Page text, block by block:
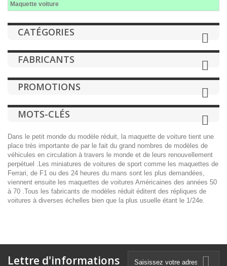
Maquette voiture
CATÉGORIES
FABRICANTS
PROMOTIONS
MOTS-CLÉS
Dans le petit monde du modèle réduit, la maquette de voiture tient une
place très importante de par le fait du grand nombres de modèles de
véhicules en circulation à travers le monde et de leurs renouvellement
perpétuel .Les miniatures de voitures de sport comme les maquettes de
Ferrari, de F1 ou des 24 heures du mans sont les plus demandées,
viennent ensuite les maquettes de voitures Américaines des années 50
à 70 .Tous les fabricants de modèles réduit éditent des répliques de
voitures à diverses échelles bien que la plus usuelle étant le 1/24e.
Lettre d'informations